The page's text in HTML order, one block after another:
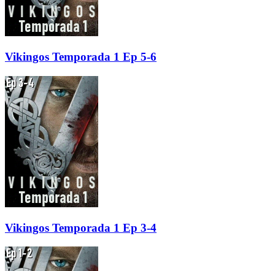
Vikingos Temporada 1 Ep 5-6
Vikingos Temporada 1 Ep 3-4